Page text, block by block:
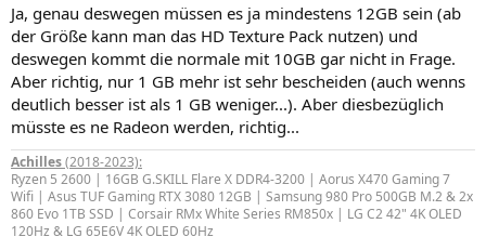
Ja, genau deswegen müssen es ja mindestens 12GB sein (ab
der Größe kann man das HD Texture Pack nutzen) und
deswegen kommt die normale mit 10GB gar nicht in Frage.
Aber richtig, nur 1 GB mehr ist sehr bescheiden (auch wenns
deutlich besser ist als 1 GB weniger...). Aber diesbezüglich
müsste es ne Radeon werden, richtig...
Achilles(2018-2023):
Ryzen 5 2600 | 16GB G.SKILL Flare X DDR4-3200 | Aorus X470 Gaming 7
Wifi | Asus TUF Gaming RTX 3080 12GB | Samsung 980 Pro 500GB M.2 & 2x
860 Evo 1TB SSD | Corsair RMx White Series RM850x | LG C2 42" 4K OLED
120Hz & LG 65E6V 4K OLED 60Hz